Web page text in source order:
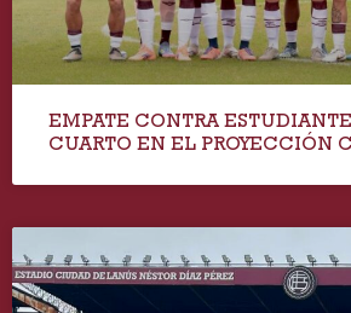
EMPATE CONTRA
CUARTO EN EL PROYECCIÓN